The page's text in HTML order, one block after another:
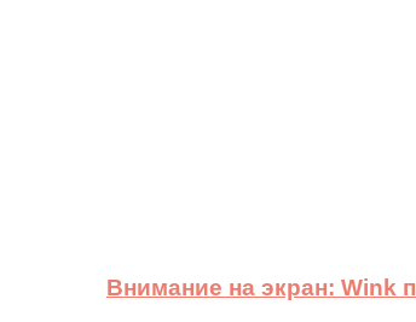
Внимание на экран: Wink